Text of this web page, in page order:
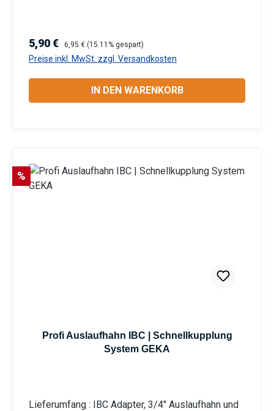
Information zur
Produktsicherheit:HerstellerDatenblattGebrauchsa
nweisung
Verkaufspreis:
5,90 € Regulärer Preis:
6,95 € (15.11% gespart)
Preise inkl. MwSt. zzgl. Versandkosten
IN DEN WARENKORB
Rabatt
%
Profi Auslaufhahn IBC | Schnellkupplung
System GEKA
Lieferumfang : IBC Adapter, 3/4" Auslaufhahn und